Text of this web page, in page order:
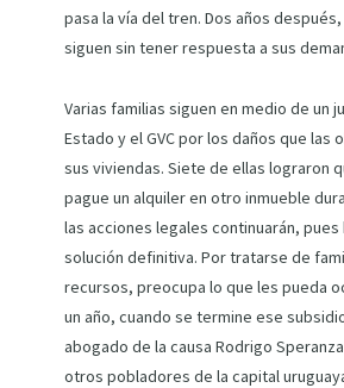
pasa la vía del tren. Dos años
siguen sin tener respuesta a sus
Varias familias siguen en medio de un
Estado y el GVC por los daños que las
sus viviendas. Siete de ellas lograron
pague un alquiler en otro inmueble
las acciones legales continuarán, pues
solución definitiva. Por tratarse de
recursos, preocupa lo que les pueda
un año, cuando se termine ese
abogado de la causa Rodrigo
otros pobladores de la capital